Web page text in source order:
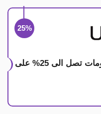
25%
كود خصم يوباي السعودية خصومات تصل الى 25% على